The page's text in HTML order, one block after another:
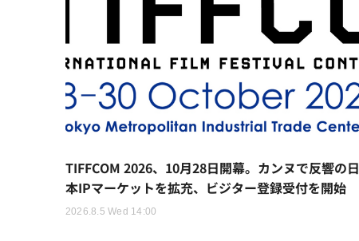
TIFFCOM 2026、10月28日開幕。カンヌで反響の日
本IPマーケットを拡充、ビジター登録受付を開始
2026.8.5 Wed 14:00